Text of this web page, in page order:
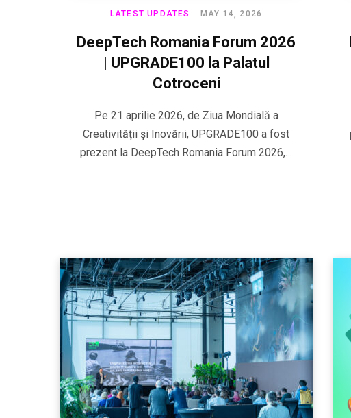
LATEST UPDATES MAY 14, 2026
DeepTech Romania Forum 2026
| UPGRADE100 la Palatul
Cotroceni
Pe 21 aprilie 2026, de Ziua Mondială a
Creativității și Inovării, UPGRADE100 a fost
prezent la DeepTech Romania Forum 2026,…